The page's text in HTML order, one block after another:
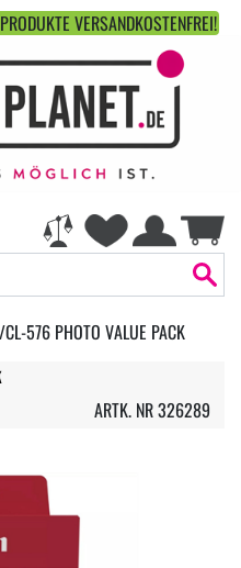
VERSANDKOSTENFREI!
576 PHOTO VALUE PACK
ARTK. NR 326289